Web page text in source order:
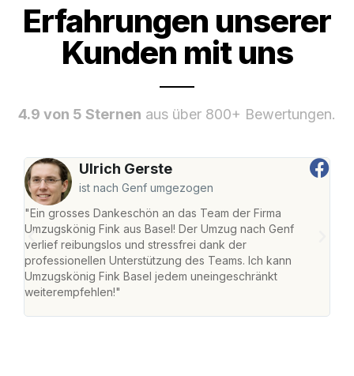
Erfahrungen unserer
Kunden mit uns
4.9 von 5 Sternen aus über 800+ Bewertungen.
Ulrich Gerste
ist nach Genf umgezogen
"Ein grosses Dankeschön an das Team der Firma
Umzugskönig Fink aus Basel! Der Umzug nach Genf
verlief reibungslos und stressfrei dank der
professionellen Unterstützung des Teams. Ich kann
Umzugskönig Fink Basel jedem uneingeschränkt
weiterempfehlen!"